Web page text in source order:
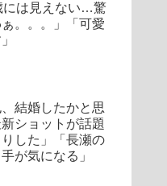
には見えない…驚
。。。」「可愛
結婚したかと思
ショットが話題
りした」「長瀬の
が気になる」